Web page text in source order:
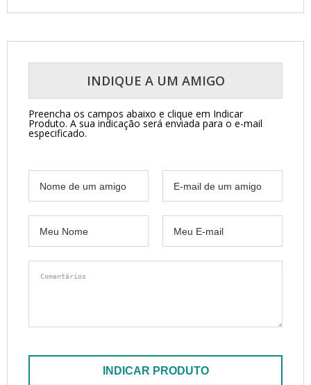
INDIQUE A UM AMIGO
Preencha os campos abaixo e clique em Indicar
Produto. A sua indicação será enviada para o e-mail
especificado.
INDICAR PRODUTO